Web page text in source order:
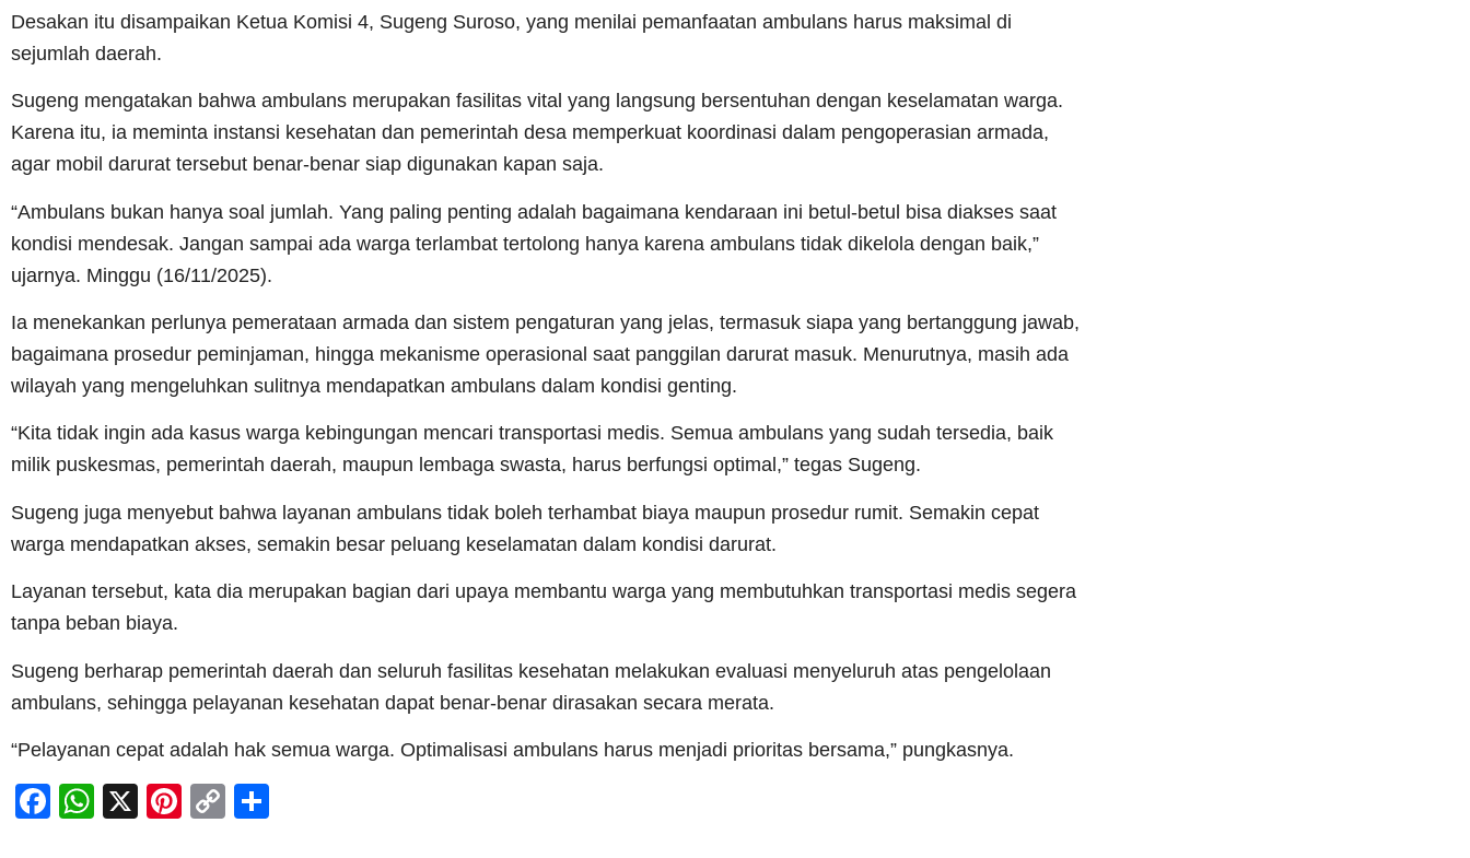
Desakan itu disampaikan Ketua Komisi 4, Sugeng Suroso, yang menilai pemanfaatan ambulans harus maksimal di
sejumlah daerah.
Sugeng mengatakan bahwa ambulans merupakan fasilitas vital yang langsung bersentuhan dengan keselamatan warga.
Karena itu, ia meminta instansi kesehatan dan pemerintah desa memperkuat koordinasi dalam pengoperasian armada,
agar mobil darurat tersebut benar-benar siap digunakan kapan saja.
“Ambulans bukan hanya soal jumlah. Yang paling penting adalah bagaimana kendaraan ini betul-betul bisa diakses saat
kondisi mendesak. Jangan sampai ada warga terlambat tertolong hanya karena ambulans tidak dikelola dengan baik,”
ujarnya. Minggu (16/11/2025).
Ia menekankan perlunya pemerataan armada dan sistem pengaturan yang jelas, termasuk siapa yang bertanggung jawab,
bagaimana prosedur peminjaman, hingga mekanisme operasional saat panggilan darurat masuk. Menurutnya, masih ada
wilayah yang mengeluhkan sulitnya mendapatkan ambulans dalam kondisi genting.
“Kita tidak ingin ada kasus warga kebingungan mencari transportasi medis. Semua ambulans yang sudah tersedia, baik
milik puskesmas, pemerintah daerah, maupun lembaga swasta, harus berfungsi optimal,” tegas Sugeng.
Sugeng juga menyebut bahwa layanan ambulans tidak boleh terhambat biaya maupun prosedur rumit. Semakin cepat
warga mendapatkan akses, semakin besar peluang keselamatan dalam kondisi darurat.
Layanan tersebut, kata dia merupakan bagian dari upaya membantu warga yang membutuhkan transportasi medis segera
tanpa beban biaya.
Sugeng berharap pemerintah daerah dan seluruh fasilitas kesehatan melakukan evaluasi menyeluruh atas pengelolaan
ambulans, sehingga pelayanan kesehatan dapat benar-benar dirasakan secara merata.
“Pelayanan cepat adalah hak semua warga. Optimalisasi ambulans harus menjadi prioritas bersama,” pungkasnya.
Facebook
WhatsApp
X Pinterest
Copy